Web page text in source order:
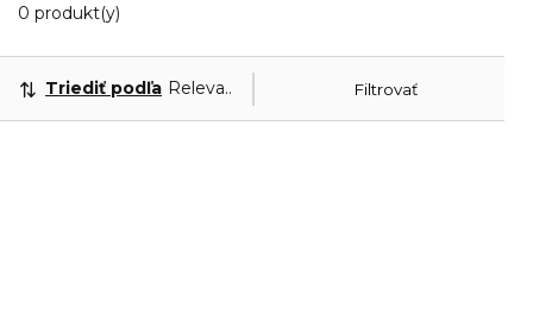
0 produkt(y)
Filtrovať
Triediť podľa Relevantnosť